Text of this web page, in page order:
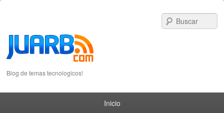
Blog de temas tecnologicos!
Inicio